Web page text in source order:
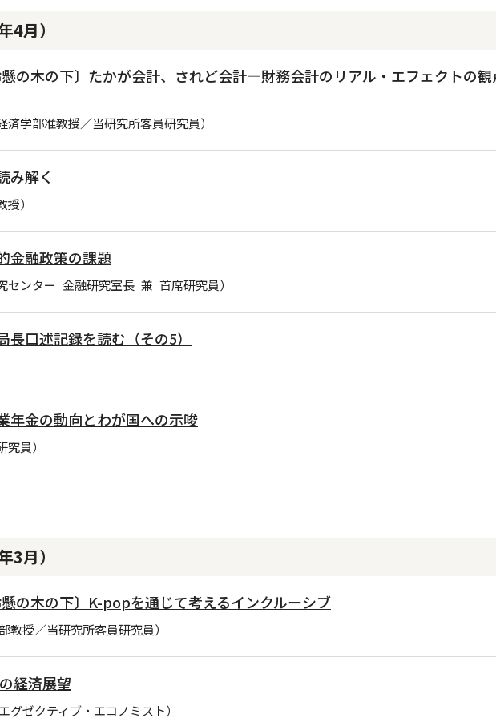
4月）
懸の木の下〕たかが会計、されど会計―財務会計のリアル・エフェクトの
学部准教授／当研究所客員研究員）
み解く
）
金融政策の課題
ンター 金融研究室長 兼 首席研究員）
長口述記録を読む（その5）
年金の動向とわが国への示唆
員）
3月）
懸の木の下〕K-popを通じて考えるインクルーシブ
教授／当研究所客員研究員）
経済展望
グゼクティブ・エコノミスト）